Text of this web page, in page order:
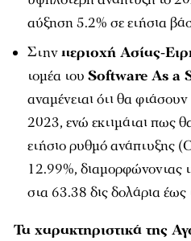
αύξηση 5.2% σε ετήσια
Στηνπεριοχή Ασίας-
τομέα του Software As a
αναμένεται ότι θα
2023, ενώ εκτιμάται πως
ετήσιο ρυθμό ανάπτυξης
12.99%, διαμορφώνοντας
στα 63.38 δις δολάρια έως
Τα χαρακτηριστικά της